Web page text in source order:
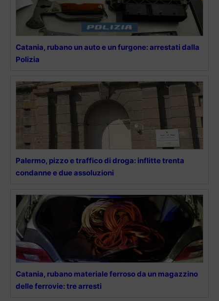
Catania, rubano un auto e un furgone: arrestati dalla
Polizia
Palermo, pizzo e traffico di droga: inflitte trenta
condanne e due assoluzioni
Catania, rubano materiale ferroso da un magazzino
delle ferrovie: tre arresti